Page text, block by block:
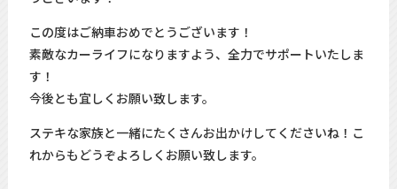
この度はご納車おめでとうございます！
素敵なカーライフになりますよう、全力でサポートいたしま
す！
今後とも宜しくお願い致します。
ステキな家族と一緒にたくさんお出かけしてくださいね！こ
れからもどうぞよろしくお願い致します。